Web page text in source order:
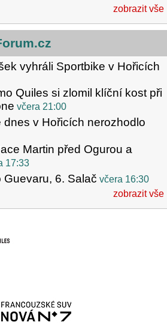
zobrazit vše
vyhráli Sportbike v Hořicích
Quiles si zlomil klíční kost při
včera 21:00
dnes v Hořicích nerozhodlo
Martin před Ogurou a
17:33
Guevaru, 6. Salač včera 16:30
zobrazit vše